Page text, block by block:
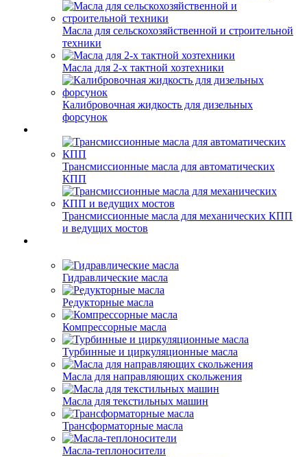
Масла для сельскохозяйственной и строительной
техники
Масла для 2-х тактной хозтехники
Калибровочная жидкость для дизельных
форсунок
Трансмиссионные масла для автоматических
КПП
Трансмиссионные масла для механических КПП
и ведущих мостов
Гидравлические масла
Редукторные масла
Компрессорные масла
Турбинные и циркуляционные масла
Масла для направляющих скольжения
Масла для текстильных машин
Трансформаторные масла
Масла-теплоносители